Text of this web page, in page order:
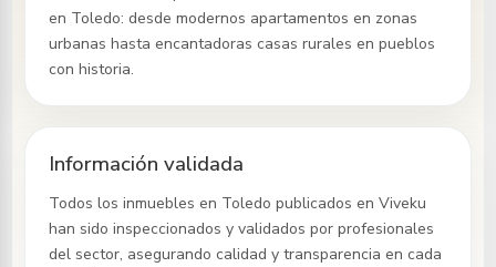
en Toledo: desde modernos apartamentos en zonas
urbanas hasta encantadoras casas rurales en pueblos
con historia.
Información validada
Todos los inmueblesen Toledo publicados en Viveku
han sido inspeccionados y validados por profesionales
del sector, asegurando calidad y transparencia en cada